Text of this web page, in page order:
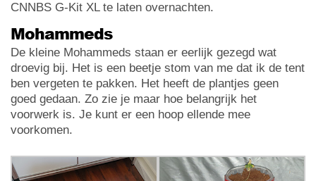
CNNBS G-Kit XL te laten overnachten.
Mohammeds
De kleine Mohammeds staan er eerlijk gezegd wat
droevig bij. Het is een beetje stom van me dat ik de tent
ben vergeten te pakken. Het heeft de plantjes geen
goed gedaan. Zo zie je maar hoe belangrijk het
voorwerk is. Je kunt er een hoop ellende mee
voorkomen.